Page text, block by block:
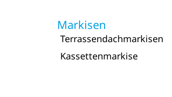
Markisen
Terrassendachmarkisen
Kassettenmarkise